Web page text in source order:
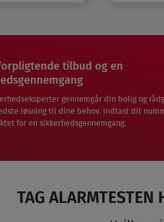
tilbud og en
gennemgår din bolig og
løsning til dine behov.
Indtast dit
for en sikkerhedsgennemgang.